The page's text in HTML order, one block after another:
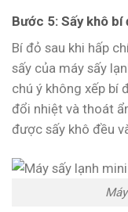
Bước 5: Sấy khô bí
Bí đỏ sau khi hấp
sấy của máy sấy
chú ý không xếp bí
đổi nhiệt và thoát
được sấy khô đều